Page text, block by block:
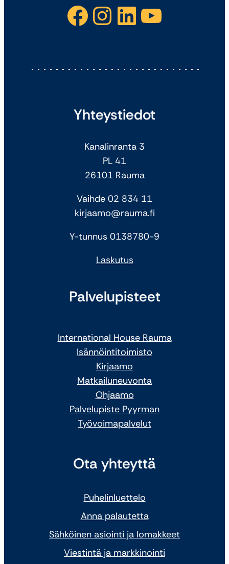
Facebook Instagram LinkedIn YouTube
Yhteystiedot
Kanalinranta 3
PL 41
26101 Rauma
Vaihde 02 834 11
kirjaamo@rauma.fi
Y-tunnus 0138780-9
Laskutus
Palvelupisteet
International House Rauma
Isännöintitoimisto
Kirjaamo
Matkailuneuvonta
Ohjaamo
Palvelupiste Pyyrman
Työvoimapalvelut
Ota yhteyttä
Puhelinluettelo
Anna palautetta
Sähköinen asiointi ja lomakkeet
Viestintä ja markkinointi